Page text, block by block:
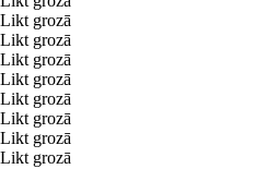
Likt grozā
Likt grozā
Likt grozā
Likt grozā
Likt grozā
Likt grozā
Likt grozā
Likt grozā